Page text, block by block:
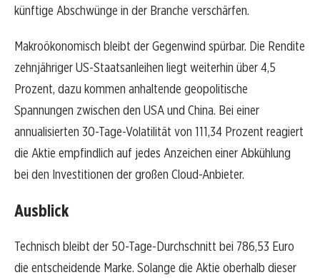
künftige Abschwünge in der Branche verschärfen.
Makroökonomisch bleibt der Gegenwind spürbar. Die Rendite
zehnjähriger US-Staatsanleihen liegt weiterhin über 4,5
Prozent, dazu kommen anhaltende geopolitische
Spannungen zwischen den USA und China. Bei einer
annualisierten 30-Tage-Volatilität von 111,34 Prozent reagiert
die Aktie empfindlich auf jedes Anzeichen einer Abkühlung
bei den Investitionen der großen Cloud-Anbieter.
Ausblick
Technisch bleibt der 50-Tage-Durchschnitt bei 786,53 Euro
die entscheidende Marke. Solange die Aktie oberhalb dieser